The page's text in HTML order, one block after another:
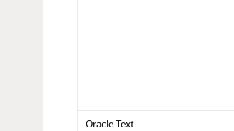
Oracle Text